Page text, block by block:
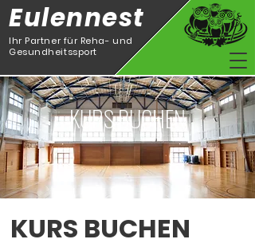
Eulennest
Ihr Partner für Reha- und
Gesundheitssport
KURS BUCHEN
KURS BUCHEN